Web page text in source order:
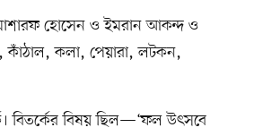
হোসেন ও ইমরান আকন্দ ও
কলা, পেয়ারা, লটকন,
বিতর্কের বিষয় ছিল—‘ফল উৎসবে